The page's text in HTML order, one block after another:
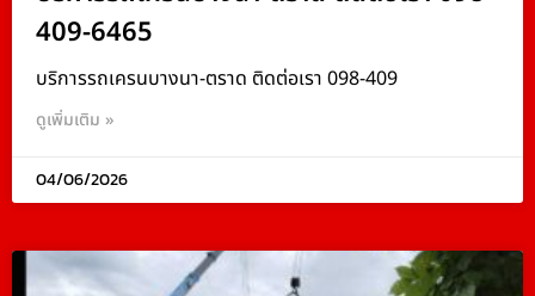
409-6465
บริการรถเครนบางนา-ตราด ติดต่อเรา 098-409
ดูเพิ่มเติม »
04/06/2026